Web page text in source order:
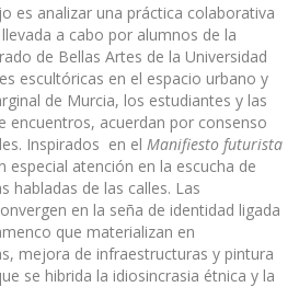
es analizar una práctica colaborativa
a cabo por alumnos de la
de Bellas Artes de la Universidad
escultóricas en el espacio urbano y
de Murcia, los estudiantes y las
encuentros, acuerdan por consenso
Inspirados en el Manifiesto futurista
especial atención en la escucha de
habladas de las calles. Las
en la seña de identidad ligada
que materializan en
mejora de infraestructuras y pintura
se hibrida la idiosincrasia étnica y la